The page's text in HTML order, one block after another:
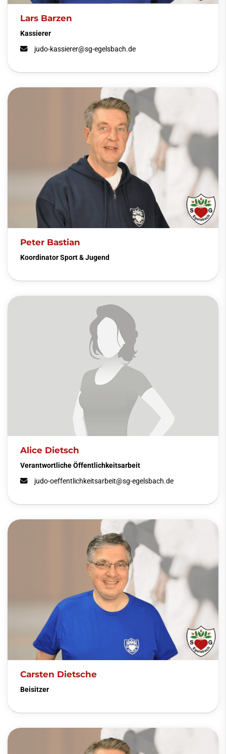
Lars Barzen
Kassierer
judo-kassierer@sg-egelsbach.de
Peter Bastian
Koordinator Sport & Jugend
Alice Dietsch
Verantwortliche Öffentlichkeitsarbeit
judo-oeffentlichkeitsarbeit@sg-egelsbach.de
Carsten Dietsche
Beisitzer